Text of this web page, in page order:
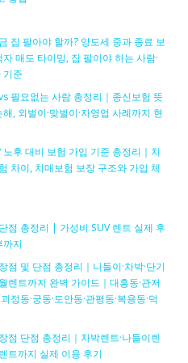
집 팔아야 할까? 양도세 중과 종료 보
매도 타이밍, 집 팔아야 하는 사람·
기준
필요없는 사람 총정리｜종신보험 뜻
, 외벌이·맞벌이·자영업 사례까지 현
후 대비 보험 가입 기준 총정리｜치
차이, 치매보험 보장 구조와 가입 체
점 총정리 | 가성비 SUV 렌트 실제 후
까지
점 및 단점 총정리｜나들이·차박·단기
렌트까지 완벽 가이드｜대흥동·관저
정동·궁동·도안동·관평동·복용동·덕
점 단점 총정리｜차박렌트·나들이렌
트까지 실제 이용 후기